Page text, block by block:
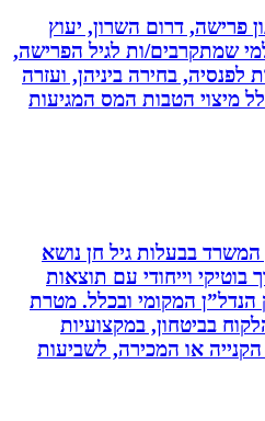
דרום השרון, יעוץ
ות לגיל הפרישה,
בחירה ביניהן, ועזרה
הטבות המס המגיעות
בבעלות גיל חן נושא
וייחודי עם תוצאות
המקומי ובכלל. מטרת
במקצועיות
או המכירה, לשביעות